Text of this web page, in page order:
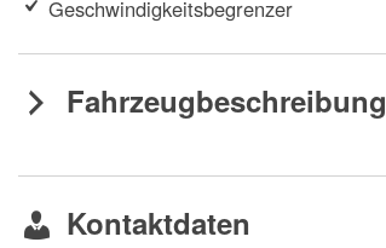
Geschwindigkeitsbegrenzer
Fahrzeugbeschreibung
Kontaktdaten